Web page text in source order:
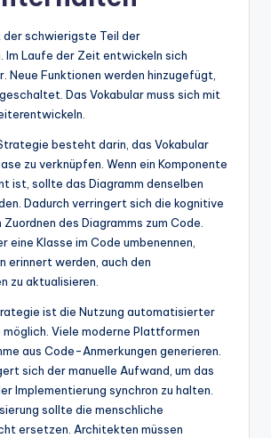
der schwierigste Teil der
Im Laufe der Zeit entwickeln sich
Neue Funktionen werden hinzugefügt,
Das Vokabular muss sich mit
besteht darin, das Vokabular
zu verknüpfen. Wenn ein Komponente
ist, sollte das Diagramm denselben
Dadurch verringert sich die kognitive
des Diagramms zum Code.
eine Klasse im Code umbenennen,
erinnert werden, auch den
zu aktualisieren.
ist die Nutzung automatisierter
möglich. Viele moderne Plattformen
aus Code-Anmerkungen generieren.
sich der manuelle Aufwand, um das
Implementierung synchron zu halten.
sollte die menschliche
ersetzen. Architekten müssen